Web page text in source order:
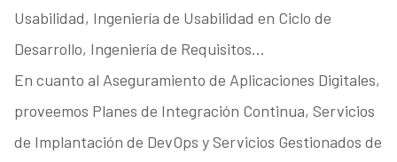
Usabilidad, Ingeniería de Usabilidad en Ciclo de
Desarrollo, Ingeniería de Requisitos…
En cuanto al Aseguramiento de Aplicaciones Digitales,
proveemos Planes de Integración Continua, Servicios
de Implantación de DevOps y Servicios Gestionados de